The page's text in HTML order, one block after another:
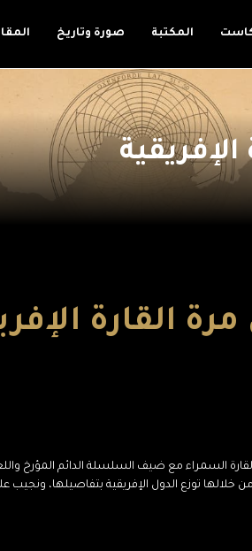
المكتبة صورة وتاريخ
القارة
السمراء مع ضيف السلسلة الدائم المؤرخ